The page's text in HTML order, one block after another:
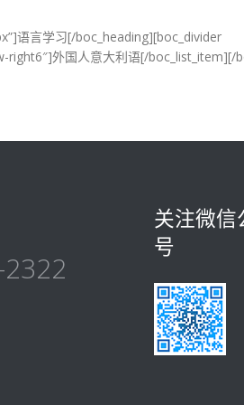
语言学习[/boc_heading][boc_divider
right6″]外国人意大利语[/boc_list_item][/
关注微信
号